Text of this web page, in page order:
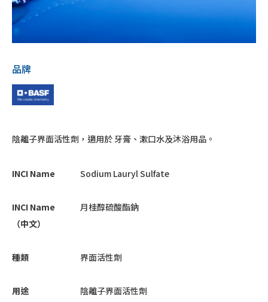
品牌
陰離子界面活性劑，適用於 牙膏、漱口水及沐浴用品。
INCI Name Sodium Lauryl Sulfate
INCI Name
（中文）
月桂醇硫酸酯鈉
種類 界面活性劑
用途 陰離子界面活性劑